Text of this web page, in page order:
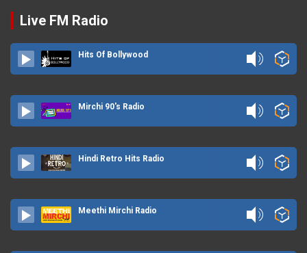
Live FM Radio
Hits Of Bollywood
Mirchi 90's Radio
Hindi Retro Hits Radio
Meethi Mirchi Radio